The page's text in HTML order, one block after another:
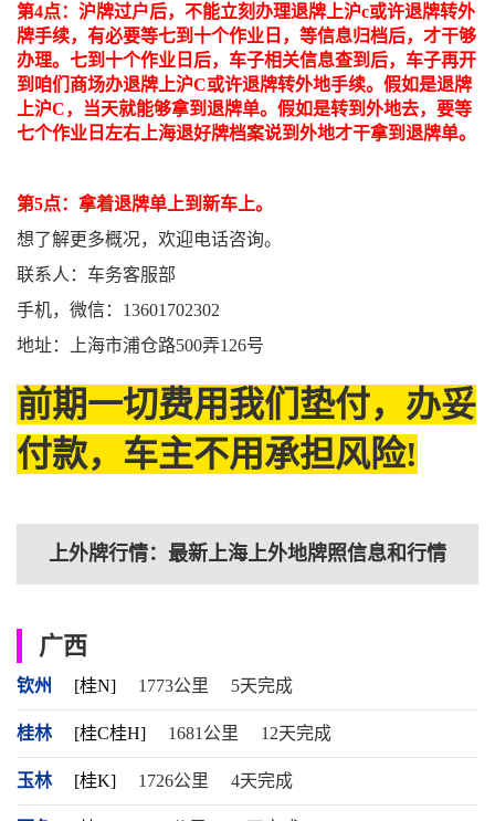
第4点：沪牌过户后，不能立刻办理退牌上沪c或许退牌转外
牌手续，有必要等七到十个作业日，等信息归档后，才干够
办理。七到十个作业日后，车子相关信息查到后，车子再开
到咱们商场办退牌上沪C或许退牌转外地手续。假如是退牌
上沪C，当天就能够拿到退牌单。假如是转到外地去，要等
七个作业日左右上海退好牌档案说到外地才干拿到退牌单。
第5点：拿着退牌单上到新车上。
想了解更多概况，欢迎电话咨询。
联系人：车务客服部
手机，微信：13601702302
地址：上海市浦仓路500弄126号
前期一切费用我们垫付，办妥
付款，车主不用承担风险!
上外牌行情：最新上海上外地牌照信息和行情
广西
钦州 [桂N] 1773公里 5天完成
桂林 [桂C桂H] 1681公里 12天完成
玉林 [桂K] 1726公里 4天完成